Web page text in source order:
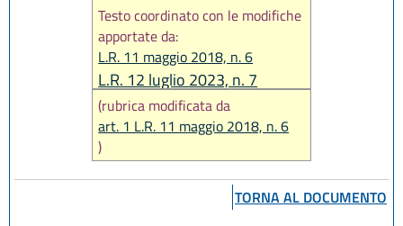
Testo coordinato con le modifiche
apportate da:
L.R. 11 maggio 2018, n. 6
L.R. 12 luglio 2023, n. 7
(rubrica modificata da
art. 1 L.R. 11 maggio 2018, n. 6
)
TORNA AL DOCUMENTO